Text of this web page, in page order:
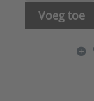
Voeg toe